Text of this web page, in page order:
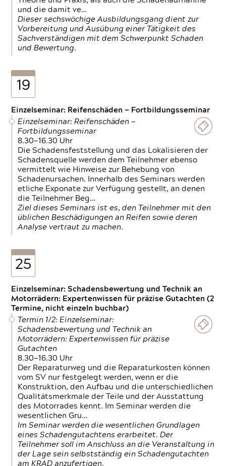
und die damit ve…
Dieser sechswöchige Ausbildungsgang dient zur
Vorbereitung und Ausübung einer Tätigkeit des
Sachverständigen mit dem Schwerpunkt Schaden
und Bewertung.
19
Einzelseminar: Reifenschäden — Fortbildungsseminar
Einzelseminar: Reifenschäden —
Fortbildungsseminar
8.30—16.30 Uhr
Die Schadensfeststellung und das Lokalisieren der
Schadensquelle werden dem Teilnehmer ebenso
vermittelt wie Hinweise zur Behebung von
Schadenursachen. Innerhalb des Seminars werden
etliche Exponate zur Verfügung gestellt, an denen
die Teilnehmer Beg…
Ziel dieses Seminars ist es, den Teilnehmer mit den
üblichen Beschädigungen an Reifen sowie deren
Analyse vertraut zu machen.
25
Einzelseminar: Schadensbewertung und Technik an
Motorrädern: Expertenwissen für präzise Gutachten (2
Termine, nicht einzeln buchbar)
Termin 1/2: Einzelseminar:
Schadensbewertung und Technik an
Motorrädern: Expertenwissen für präzise
Gutachten
8.30—16.30 Uhr
Der Reparaturweg und die Reparaturkosten können
vom SV nur festgelegt werden, wenn er die
Konstruktion, den Aufbau und die unterschiedlichen
Qualitätsmerkmale der Teile und der Ausstattung
des Motorrades kennt. Im Seminar werden die
wesentlichen Gru…
Im Seminar werden die wesentlichen Grundlagen
eines Schadengutachtens erarbeitet. Der
Teilnehmer soll im Anschluss an die Veranstaltung in
der Lage sein selbstständig ein Schadengutachten
am KRAD anzufertigen.